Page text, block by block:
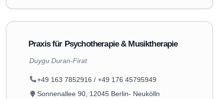
Praxis für Psychotherapie & Musiktherapie
Duygu Duran-Firat
+49 163 7852916 / +49 176 45795949
Sonnenallee 90, 12045 Berlin- Neukölln